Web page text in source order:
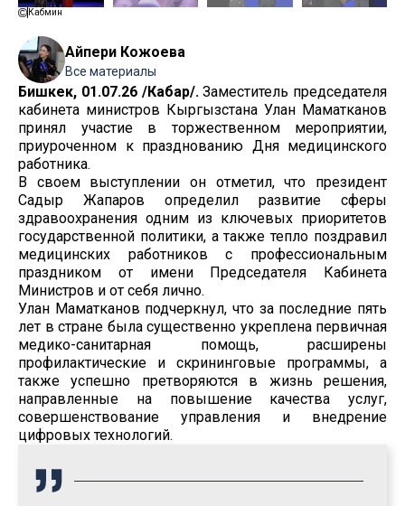
Кабмин
Айпери Кожоева
Все материалы
Бишкек, 01.07.26 /Кабар/.Заместитель председателя
кабинета министров Кыргызстана Улан Маматканов
принял участие в торжественном мероприятии,
приуроченном к празднованию Дня медицинского
работника.
В своем выступлении он отметил, что президент
Садыр Жапаров определил развитие сферы
здравоохранения одним из ключевых приоритетов
государственной политики, а также тепло поздравил
медицинских работников с профессиональным
праздником от имени Председателя Кабинета
Министров и от себя лично.
Улан Маматканов подчеркнул, что за последние пять
лет в стране была существенно укреплена первичная
медико-санитарная помощь, расширены
профилактические и скрининговые программы, а
также успешно претворяются в жизнь решения,
направленные на повышение качества услуг,
совершенствование управления и внедрение
цифровых технологий.